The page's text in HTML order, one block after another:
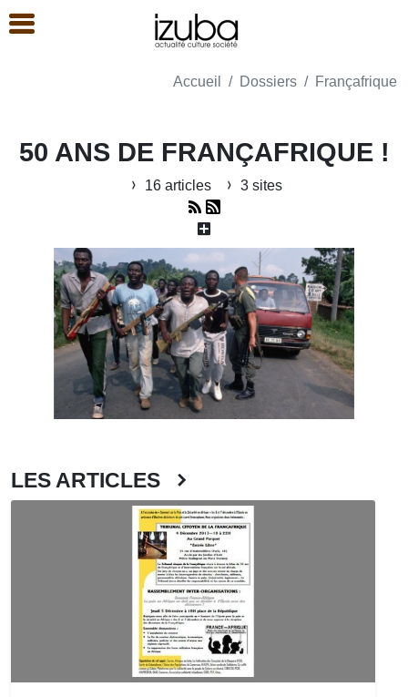
Accueil Dossiers Françafrique
50 ANS DE FRANÇAFRIQUE !
16 articles 3 sites
LES ARTICLES